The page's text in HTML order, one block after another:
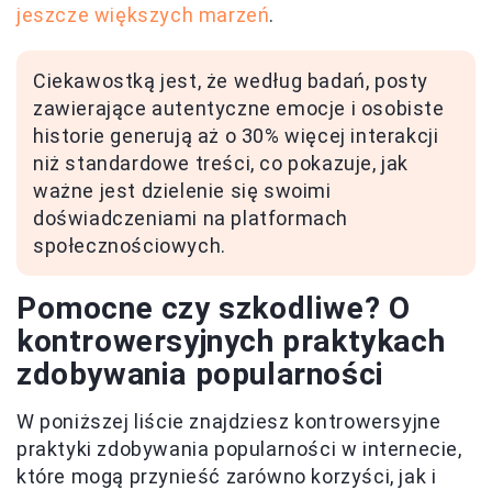
jeszcze większych marzeń.
Ciekawostką jest, że według badań, posty
zawierające autentyczne emocje i osobiste
historie generują aż o 30% więcej interakcji
niż standardowe treści, co pokazuje, jak
ważne jest dzielenie się swoimi
doświadczeniami na platformach
społecznościowych.
Pomocne czy szkodliwe? O
kontrowersyjnych praktykach
zdobywania popularności
W poniższej liście znajdziesz kontrowersyjne
praktyki zdobywania popularności w internecie,
które mogą przynieść zarówno korzyści, jak i